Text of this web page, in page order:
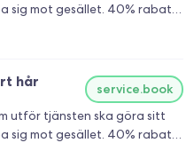
sig mot gesället. 40% rabatt
hår
service.book
utför tjänsten ska göra sitt
sig mot gesället. 40% rabatt